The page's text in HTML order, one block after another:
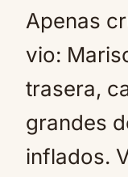
Apenas
vio:
trasera,
grandes
inflados.